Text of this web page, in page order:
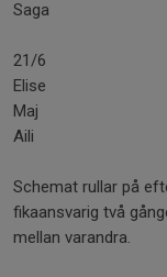
Saga
21/6
Elise
Maj
Aili
Schemat rullar på
fikaansvarig två
mellan varandra.